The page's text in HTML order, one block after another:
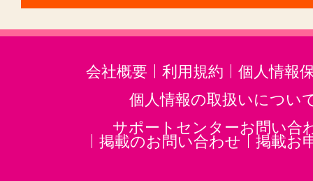
京急鶴見駅(2)
横須賀中央駅(2)
川崎新町駅(2)
鷺沼駅(2)
会社概要 利用規約
個人情報
個人情報の取扱いについ
サポートセンターお問い合
掲載のお問い合わせ
掲載お